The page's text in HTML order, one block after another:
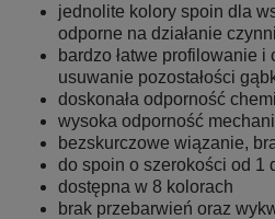
jednolite kolory spoin dla
odporne na działanie
bardzo łatwe profilowanie i
usuwanie pozostałości
doskonała odporność
wysoka odporność
bezskurczowe wiązanie,
do spoin o szerokości od 1
dostępna w 8 kolorach
brak przebarwień oraz